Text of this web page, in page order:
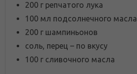
200 г репчатого лука
100 мл подсолнечного масла
200 г шампиньонов
соль, перец – по вкусу
100 г сливочного масла